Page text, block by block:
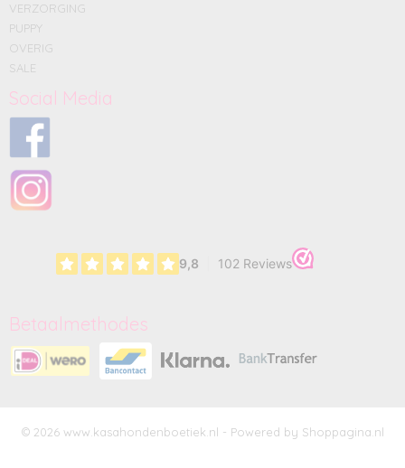
VERZORGING
PUPPY
OVERIG
SALE
Social Media
Betaalmethodes
© 2026 www.kasahondenboetiek.nl - Powered by Shoppagina.nl